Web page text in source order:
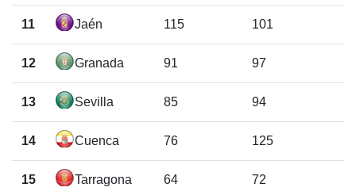
11 Jaén 115 101
12 Granada 91 97
13 Sevilla 85 94
14 Cuenca 76 125
15 Tarragona 64 72